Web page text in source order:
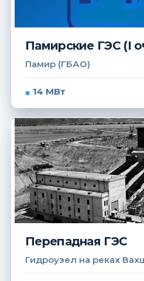
Памирские ГЭС (I
Памир (ГБАО)
14 МВт
Перепадная ГЭС
Гидроузел на реках